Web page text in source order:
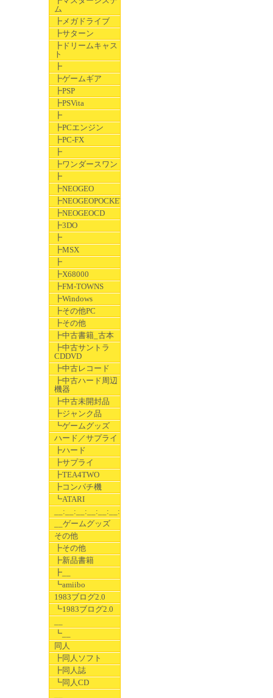
ム
┣メガドライブ
┣サターン
┣ドリームキャス
ト
┣
┣ゲームギア
┣PSP
┣PSVita
┣
┣PCエンジン
┣PC-FX
┣
┣ワンダースワン
┣
┣NEOGEO
┣NEOGEOPOCKET
┣NEOGEOCD
┣3DO
┣
┣MSX
┣
┣X68000
┣FM-TOWNS
┣Windows
┣その他PC
┣その他
┣中古書籍_古本
┣中古サントラ
CDDVD
┣中古レコード
┣中古ハード周辺
機器
┣中古未開封品
┣ジャンク品
┗ゲームグッズ
ハード／サプライ
┣ハード
┣サプライ
┣TEA4TWO
┣コンパチ機
┗ATARI
__:__:__:__:__:__:__
__ゲームグッズ
その他
┣その他
┣新品書籍
┣__
┗amiibo
1983ブログ2.0
┗1983ブログ2.0
┗__
同人
┣同人ソフト
┣同人誌
┗同人CD